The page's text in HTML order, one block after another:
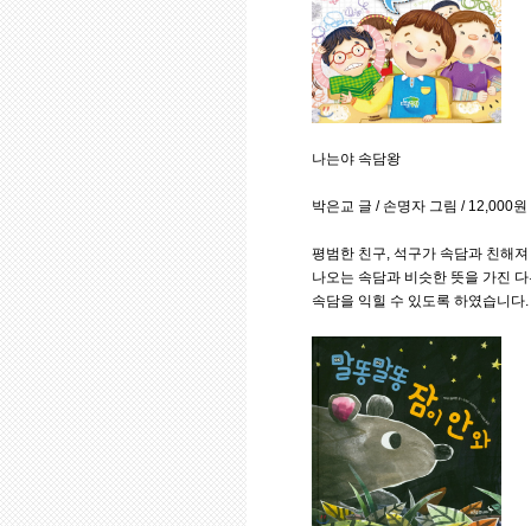
나는야 속담왕
박은교 글 / 손명자 그림 / 12,000
평범한 친구, 석구가 속담과 친해
나오는 속담과 비슷한 뜻을 가진
속담을 익힐 수 있도록 하였습니다.